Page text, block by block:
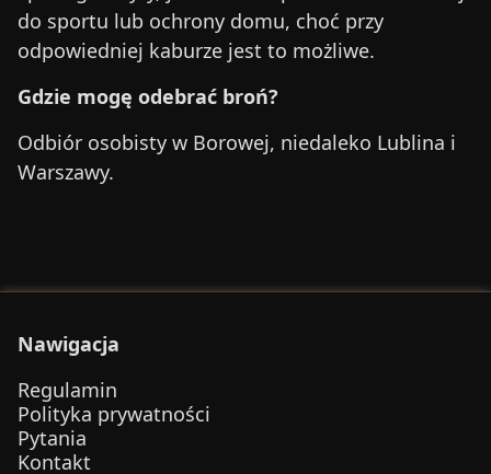
do sportu lub ochrony domu, choć przy
odpowiedniej kaburze jest to możliwe.
Gdzie mogę odebrać broń?
Odbiór osobisty w Borowej, niedaleko Lublina i
Warszawy.
Nawigacja
Regulamin
Polityka prywatności
Pytania
Kontakt